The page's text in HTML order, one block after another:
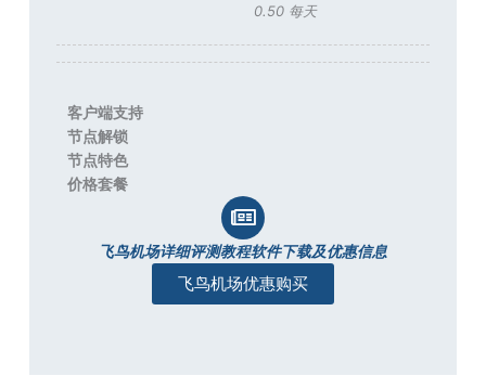
0.50 每天
客户端支持
节点解锁
节点特色
价格套餐
飞鸟机场详细评测教程软件下载及优惠信息
飞鸟机场优惠购买